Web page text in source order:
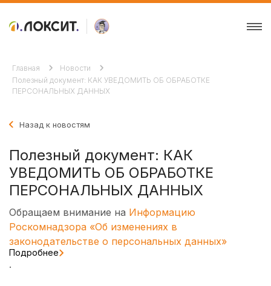
Главная
Новости
Полезный документ: КАК УВЕДОМИТЬ ОБ ОБРАБОТКЕ
ПЕРСОНАЛЬНЫХ ДАННЫХ
Назад к новостям
Полезный документ: КАК
УВЕДОМИТЬ ОБ ОБРАБОТКЕ
ПЕРСОНАЛЬНЫХ ДАННЫХ
Обращаем внимание на Информацию
Роскомнадзора «Об изменениях в
законодательстве о персональных данных»
Подробнее
.